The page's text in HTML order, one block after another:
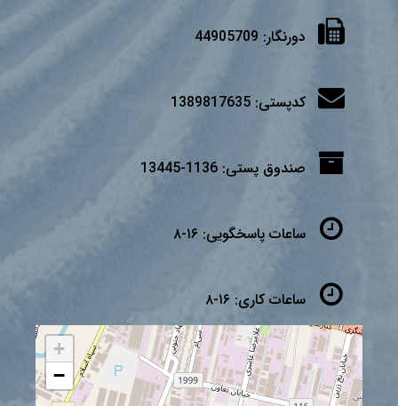
دورنگار: 44905709
کدپستی: 1389817635
صندوق پستی: 1136-13445
ساعات پاسخگویی: ۱۶-۸
ساعات کاری: ۱۶-۸
+
−